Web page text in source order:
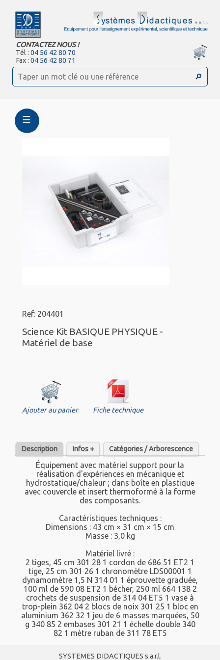
CONTACTEZ NOUS !
Tél :04 56 42 80 70
Fax :04 56 42 80 71
☰
Ref: 204401
Science Kit BASIQUE PHYSIQUE -
Matériel de base
Ajouter au panier Fiche technique
Description Infos + Catégories / Arborescence
Équipement avec matériel support pour la
réalisation d'expériences en mécanique et
hydrostatique/chaleur ; dans boîte en plastique
avec couvercle et insert thermoformé à la forme
des composants.
Caractéristiques techniques :
Dimensions : 43 cm × 31 cm × 15 cm
Masse : 3,0 kg
Matériel livré :
2 tiges, 45 cm 301 28 1 cordon de 686 51 ET2 1
tige, 25 cm 301 26 1 chronomètre LDS00001 1
dynamomètre 1,5 N 314 01 1 éprouvette graduée,
100 ml de 590 08 ET2 1 bécher, 250 ml 664 138 2
crochets de suspension de 314 04 ET5 1 vase à
trop-plein 362 04 2 blocs de noix 301 25 1 bloc en
aluminium 362 32 1 jeu de 6 masses marquées, 50
g 340 85 2 embases 301 21 1 échelle double 340
82 1 mètre ruban de 311 78 ET5
SYSTEMES DIDACTIQUES s.a.r.l.